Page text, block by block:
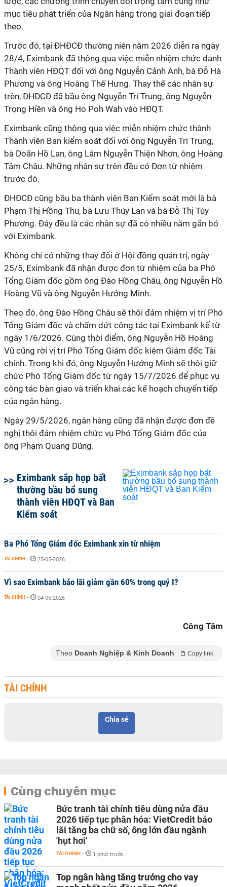
mục tiêu phát triển của Ngân hàng trong giai đoạn tiếp
theo.
Trước đó, tại ĐHĐCĐ thường niên năm 2026 diễn ra ngày
28/4, Eximbank đã thông qua việc miễn nhiệm chức danh
Thành viên HĐQT đối với ông Nguyễn Cảnh Anh, bà Đỗ Hà
Phương và ông Hoàng Thế Hưng. Thay thế các nhân sự
trên, ĐHĐCĐ đã bầu ông Nguyễn Trí Trung, ông Nguyễn
Trọng Hiền và ông Ho Poh Wah vào HĐQT.
Eximbank cũng thông qua việc miễn nhiệm chức thành
Thành viên Ban kiểm soát đối với ông Nguyễn Trí Trung,
bà Doãn Hồ Lan, ông Lâm Nguyễn Thiện Nhơn, ông Hoàng
Tâm Châu. Những nhân sự trên đều có Đơn từ nhiệm
trước đó.
ĐHĐCĐ cũng bầu ba thành viên Ban Kiểm soát mới là bà
Phạm Thị Hồng Thu, bà Lưu Thúy Lan và bà Đỗ Thị Túy
Phương. Đây đều là các nhân sự đã có nhiều năm gắn bó
với Eximbank.
Không chỉ có những thay đổi ở Hội đồng quản trị, ngày
25/5, Eximbank đã nhận được đơn từ nhiệm của ba Phó
Tổng Giám đốc gồm ông Đào Hồng Châu, ông Nguyễn Hồ
Hoàng Vũ và ông Nguyễn Hướng Minh.
Theo đó, ông Đào Hồng Châu sẽ thôi đảm nhiệm vị trí Phó
Tổng Giám đốc và chấm dứt công tác tại Eximbank kể từ
ngày 1/6/2026. Cùng thời điểm, ông Nguyễn Hồ Hoàng
Vũ cũng rời vị trí Phó Tổng Giám đốc kiêm Giám đốc Tài
chính. Trong khi đó, ông Nguyễn Hướng Minh sẽ thôi giữ
chức Phó Tổng Giám đốc từ ngày 15/7/2026 để phục vụ
công tác bàn giao và triển khai các kế hoạch chuyển tiếp
của ngân hàng.
Ngày 29/5/2026, ngân hàng cũng đã nhận được đơn đề
nghị thôi đảm nhiệm chức vụ Phó Tổng Giám đốc của
ông Phạm Quang Dũng.
Eximbank sắp họp bất
thường bầu bổ sung
thành viên HĐQT và Ban
Kiểm soát
Ba Phó Tổng Giám đốc Eximbank xin từ nhiệm
TÀI CHÍNH - 25-05-2026
Vì sao Eximbank báo lãi giảm gần 60% trong quý I?
TÀI CHÍNH - 04-05-2026
Công Tâm
Theo Doanh Nghiệp & Kinh Doanh Copy link
TÀI CHÍNH
Chia sẻ
Cùng chuyên mục
Bức tranh tài chính tiêu dùng nửa đầu
2026 tiếp tục phân hóa: VietCredit báo
lãi tăng ba chữ số, ông lớn đầu ngành
'hụt hơi'
TÀI CHÍNH - 1 phút trước
Top ngân hàng tăng trưởng cho vay